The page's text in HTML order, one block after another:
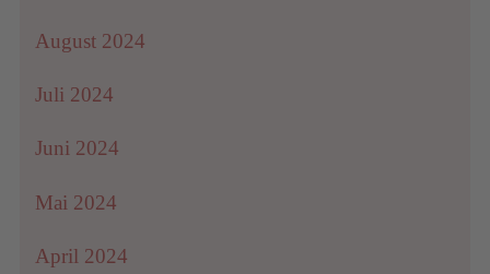
August 2024
Juli 2024
Juni 2024
Mai 2024
April 2024